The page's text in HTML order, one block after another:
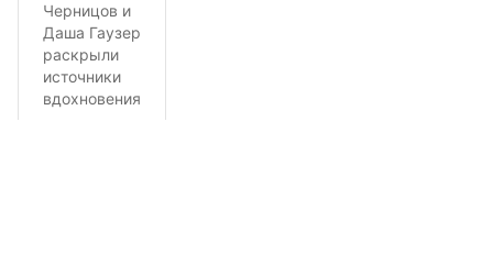
Черницов и
Даша Гаузер
раскрыли
источники
вдохновения